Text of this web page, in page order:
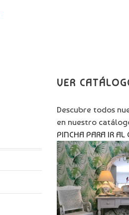
VER
Descubre todos
en nuestro
PINCHA PARA IR AL